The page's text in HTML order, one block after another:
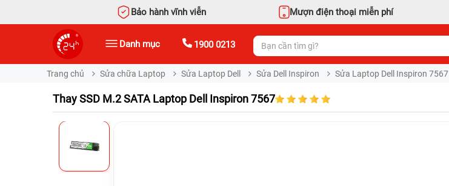
Bảo hành vĩnh viễn Mượn điện thoại miễn phí
Danh mục 1900 0213
Trang chủ Sửa chữa Laptop Sửa Laptop Dell Sửa Dell Inspiron Sửa Laptop Dell Inspiron 7567
Thay SSD M.2 SATA Laptop Dell Inspiron 7567